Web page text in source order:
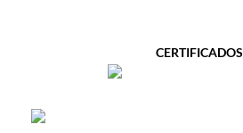
CERTIFICADOS